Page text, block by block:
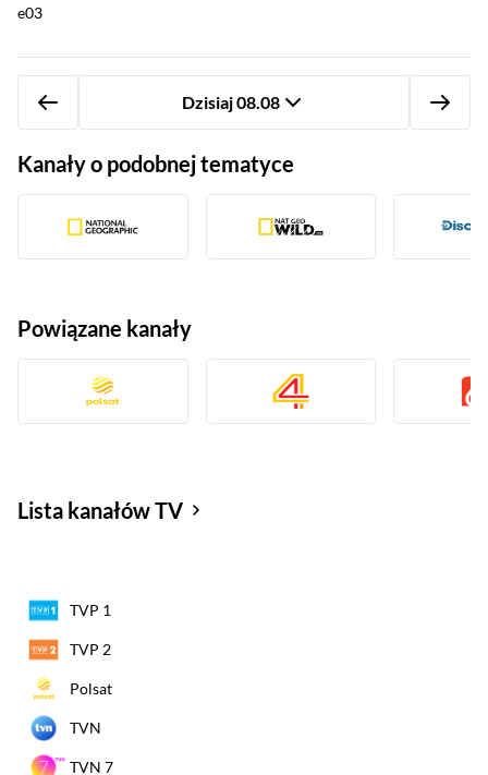
e03
Dzisiaj 08.08
Kanały o podobnej tematyce
Powiązane kanały
Lista kanałów TV
TVP 1
TVP 2
Polsat
TVN
TVN 7